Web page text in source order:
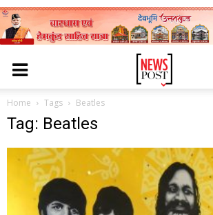
Home Tags Beatles
Tag: Beatles